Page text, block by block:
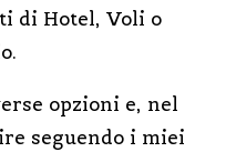
di Hotel, Voli o
opzioni e, nel
seguendo i miei